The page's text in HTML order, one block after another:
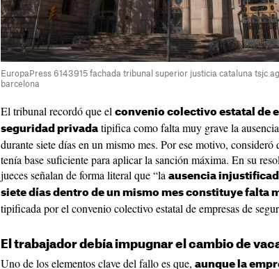
EuropaPress 6143915 fachada tribunal superior justicia cataluna tsjc
barcelona
El tribunal recordó que el convenio colectivo estatal de
seguridad privada tipifica como falta muy grave la
durante siete días en un mismo mes. Por ese motivo, consideró
tenía base suficiente para aplicar la sanción máxima. En su
jueces señalan de forma literal que “la ausencia
siete días dentro de un mismo mes constituye falta
tipificada por el convenio colectivo estatal de empresas de
El trabajador debía impugnar el cambio de
Uno de los elementos clave del fallo es que, aunque la